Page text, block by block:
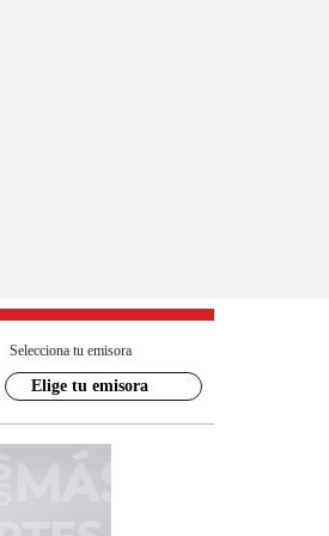
Selecciona tu emisora
Elige tu emisora